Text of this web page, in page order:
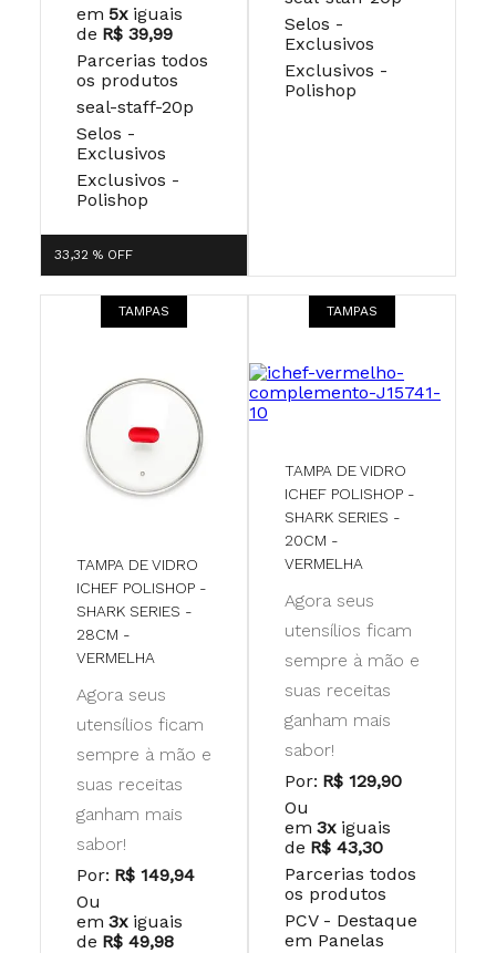
em 5x iguais
de R$ 39,99
Parcerias todos
os produtos
seal-staff-20p
Selos -
Exclusivos
Exclusivos -
Polishop
33,32 % OFF
Selos -
Exclusivos
Exclusivos -
Polishop
TAMPAS
TAMPA DE VIDRO
ICHEF POLISHOP -
SHARK SERIES -
28CM -
VERMELHA
Agora seus
utensílios ficam
sempre à mão e
suas receitas
ganham mais
sabor!
Por: R$ 149,94
Ou
em 3x iguais
de R$ 49,98
TAMPAS
TAMPA DE VIDRO
ICHEF POLISHOP -
SHARK SERIES -
20CM -
VERMELHA
Agora seus
utensílios ficam
sempre à mão e
suas receitas
ganham mais
sabor!
Por: R$ 129,90
Ou
em 3x iguais
de R$ 43,30
Parcerias todos
os produtos
PCV - Destaque
em Panelas